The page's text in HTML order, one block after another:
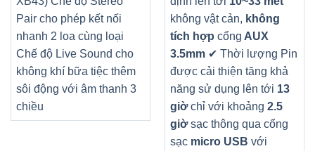
Pair cho phép kết nối
nhanh 2 loa cùng loại
Chế độ Live Sound cho
không khí bữa tiệc thêm
sôi động với âm thanh 3
chiều
không vật cản, không
tích hợp cổng AUX
3.5mm ✔ Thời lượng Pin
được cải thiện tăng khả
năng sử dụng lên tới 13
giờchỉ với khoảng 2.5
giờsạc thông qua cổng
sạc micro USB với